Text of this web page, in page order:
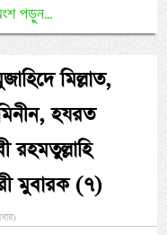
পড়ুন...
মিল্লাত,
হযরত
রহমতুল্লাহি
মুবারক (৭)